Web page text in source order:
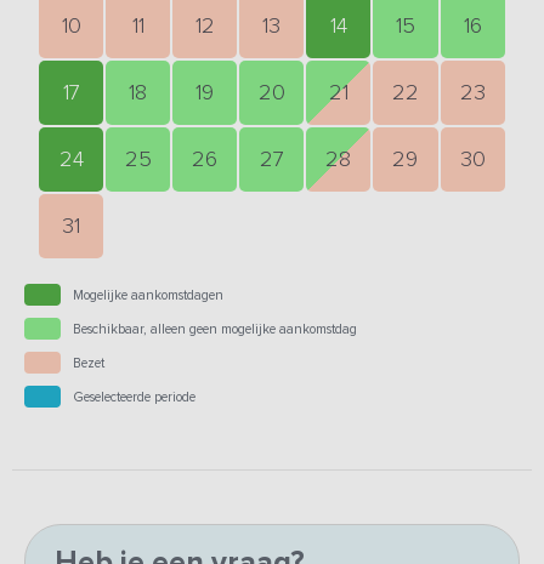
10 11 12 13 14 15 16
17 18 19 20 21 22 23
24 25 26 27 28 29 30
31
Mogelijke aankomstdagen
Beschikbaar, alleen geen mogelijke aankomstdag
Bezet
Geselecteerde periode